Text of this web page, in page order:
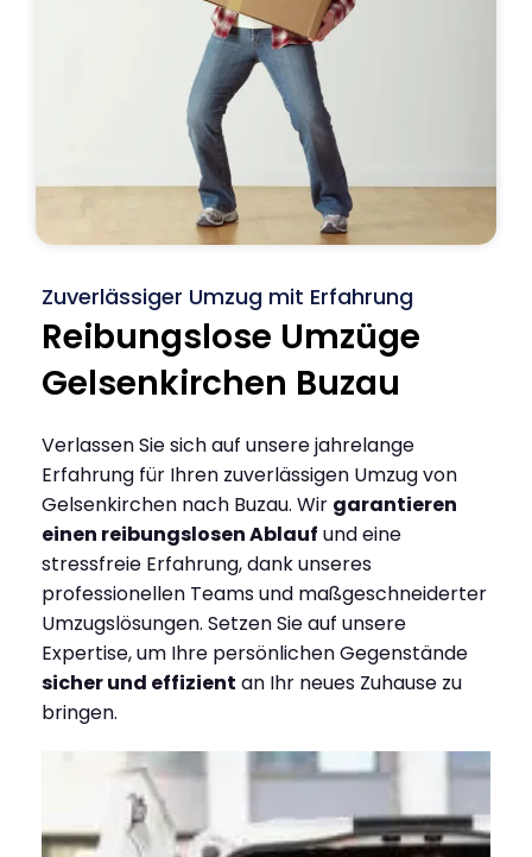
Zuverlässiger Umzug mit Erfahrung
Reibungslose Umzüge
Gelsenkirchen Buzau
Verlassen Sie sich auf unsere jahrelange
Erfahrung für Ihren zuverlässigen Umzug von
Gelsenkirchen nach Buzau. Wir garantieren
einen reibungslosen Ablauf und eine
stressfreie Erfahrung, dank unseres
professionellen Teams und maßgeschneiderter
Umzugslösungen. Setzen Sie auf unsere
Expertise, um Ihre persönlichen Gegenstände
sicher und effizient an Ihr neues Zuhause zu
bringen.